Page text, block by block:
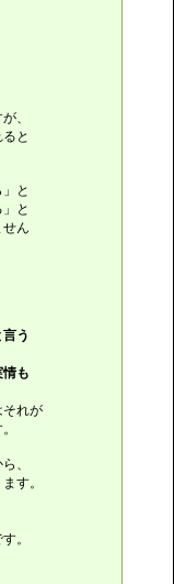
、
と
と
と
ん
う
も
れが
、
す。
。